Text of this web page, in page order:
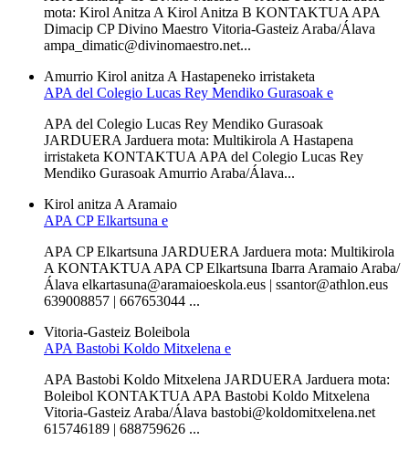
mota: Kirol Anitza A Kirol Anitza B KONTAKTUA APA
Dimacip CP Divino Maestro Vitoria-Gasteiz Araba/Álava
ampa_dimatic@divinomaestro.net...
Amurrio Kirol anitza A Hastapeneko irristaketa
APA del Colegio Lucas Rey Mendiko Gurasoak e
APA del Colegio Lucas Rey Mendiko Gurasoak
JARDUERA Jarduera mota: Multikirola A Hastapena
irristaketa KONTAKTUA APA del Colegio Lucas Rey
Mendiko Gurasoak Amurrio Araba/Álava...
Kirol anitza AAramaio
APA CP Elkartsuna e
APA CP Elkartsuna JARDUERA Jarduera mota: Multikirola
A KONTAKTUA APA CP Elkartsuna Ibarra Aramaio Araba/
Álava elkartasuna@aramaioeskola.eus | ssantor@athlon.eus
639008857 | 667653044 ...
Vitoria-Gasteiz Boleibola
APA Bastobi Koldo Mitxelena e
APA Bastobi Koldo Mitxelena JARDUERA Jarduera mota:
Boleibol KONTAKTUA APA Bastobi Koldo Mitxelena
Vitoria-Gasteiz Araba/Álava bastobi@koldomitxelena.net
615746189 | 688759626 ...